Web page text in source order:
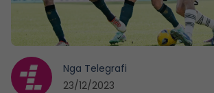
Nga Telegrafi
23/12/2023